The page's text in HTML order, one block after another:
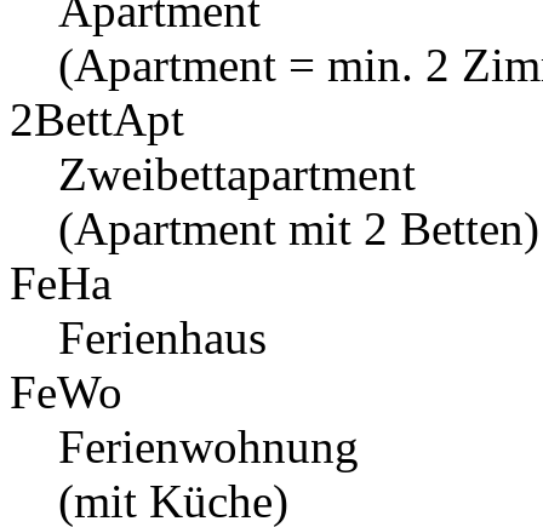
Apartment
(Apartment = min. 2
2BettApt
Zweibettapartment
(Apartment mit 2 Betten)
FeHa
Ferienhaus
FeWo
Ferienwohnung
(mit Küche)